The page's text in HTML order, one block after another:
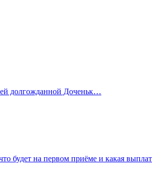
долгожданной Доченьк…
будет на первом приёме и какая